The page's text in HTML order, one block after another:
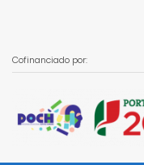
Cofinanciado por: